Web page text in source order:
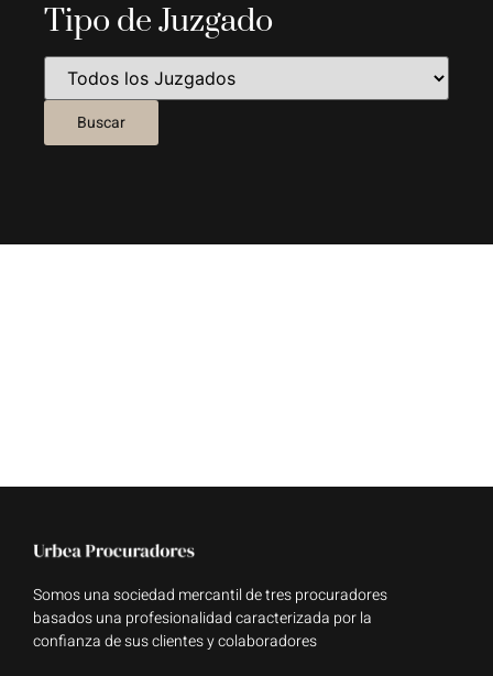
Tipo de Juzgado
Somos una sociedad mercantil de tres procuradores
basados una profesionalidad caracterizada por la
confianza de sus clientes y colaboradores